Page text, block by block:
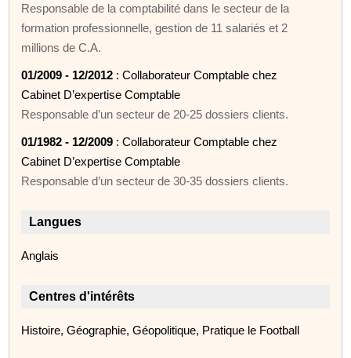
Responsable de la comptabilité dans le secteur de la
formation professionnelle, gestion de 11 salariés et 2
millions de C.A.
01/2009 - 12/2012 : Collaborateur Comptable chez
Cabinet D’expertise Comptable
Responsable d’un secteur de 20-25 dossiers clients.
01/1982 - 12/2009 : Collaborateur Comptable chez
Cabinet D’expertise Comptable
Responsable d’un secteur de 30-35 dossiers clients.
Langues
Anglais
Centres d'intérêts
Histoire, Géographie, Géopolitique, Pratique le Football